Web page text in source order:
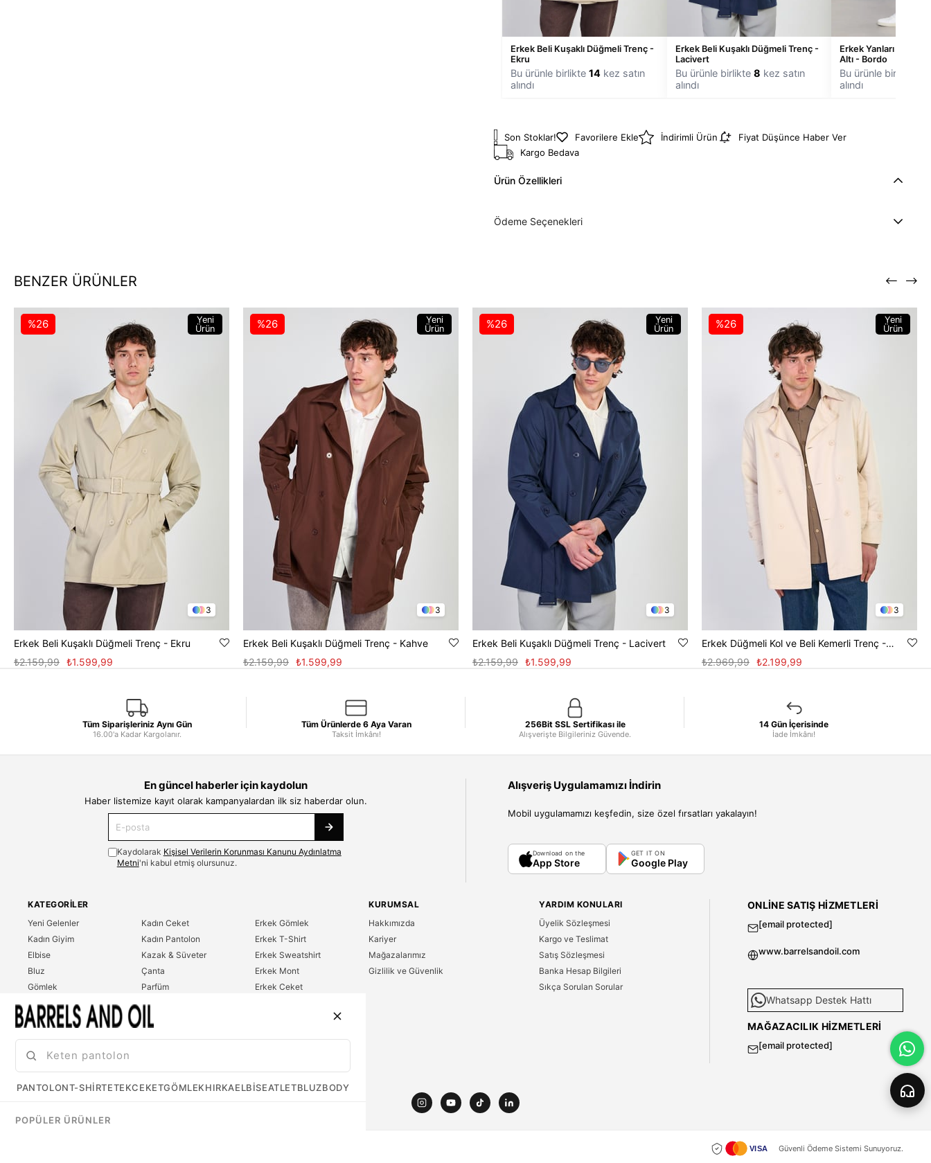
Erkek Beli Kuşaklı Düğmeli Trenç -
Ekru
Bu ürünle birlikte 14 kez satın
alındı
Erkek Beli Kuşaklı Düğmeli Trenç -
Lacivert
Bu ürünle birlikte 8 kez satın
alındı
Erkek Yanları Biye
Altı - Bordo
Bu ürünle birlikte
alındı
Son Stoklar! Favorilere Ekle İndirimli Ürün
Fiyat Düşünce Haber Ver
Kargo Bedava
Ürün Özellikleri
Ödeme Seçenekleri
BENZER ÜRÜNLER
3
Erkek Beli Kuşaklı Düğmeli Trenç - Ekru
₺1.599,99
₺2.159,99
%26
Yeni
Ürün
3
Erkek Beli Kuşaklı Düğmeli Trenç - Kahve
₺1.599,99
₺2.159,99
%26
Yeni
Ürün
3
Erkek Beli Kuşaklı Düğmeli Trenç - Lacivert
₺1.599,99
₺2.159,99
%26
Yeni
Ürün
3
Erkek Düğmeli Kol ve Beli Kemerli Trenç - Bej
₺2.199,99
₺2.969,99
%26
Yeni
Ürün
Tüm Siparişleriniz Aynı Gün
16.00'a Kadar Kargolanır.
Tüm Ürünlerde 6 Aya Varan
Taksit İmkânı!
256Bit SSL Sertifikası ile
Alışverişte Bilgileriniz Güvende.
14 Gün İçerisinde
İade İmkânı!
En güncel haberler için kaydolun
Haber listemize kayıt olarak kampanyalardan ilk siz haberdar olun.
Kaydolarak Kişisel Verilerin Korunması Kanunu Aydınlatma
Metni'ni kabul etmiş olursunuz.
Alışveriş Uygulamamızı İndirin
Mobil uygulamamızı keşfedin, size özel fırsatları yakalayın!
Download on the
App Store
GET IT ON
Google Play
KATEGORILER
Yeni Gelenler
Kadın Giyim
Elbise
Bluz
Gömlek
T-Shirt
Sweatshirt
Kadın Ceket
Kadın Pantolon
Kazak & Süveter
Çanta
Parfüm
Erkek Giyim
Erkek Gömlek
Erkek T-Shirt
Erkek Sweatshirt
Erkek Mont
Erkek Ceket
KURUMSAL
Hakkımızda
Kariyer
Mağazalarımız
Gizlilik ve Güvenlik
YARDIM KONULARI
Üyelik Sözleşmesi
Kargo ve Teslimat
Satış Sözleşmesi
Banka Hesap Bilgileri
Sıkça Sorulan Sorular
ONLINE SATIŞ HIZMETLERI
[email protected]
www.barrelsandoil.com
Whatsapp Destek Hattı
MAĞAZACILIK HIZMETLERI
[email protected]
VISA Güvenli Ödeme Sistemi Sunuyoruz.
PANTOLONT-SHIRTETEKCEKETGÖMLEKHIRKAELBISEATLETBLUZBODY
POPÜLER ÜRÜNLER